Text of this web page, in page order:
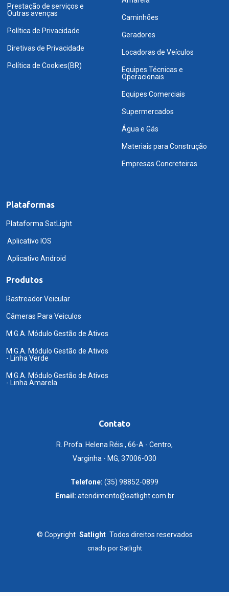
Prestação de serviços e
Outras avenças
Política de Privacidade
Diretivas de Privacidade
Política de Cookies(BR)
Caminhões
Geradores
Locadoras de Veículos
Equipes Técnicas e
Operacionais
Equipes Comerciais
Supermercados
Água e Gás
Materiais para Construção
Empresas Concreteiras
Plataformas
Plataforma SatLight
Aplicativo IOS
Aplicativo Android
Produtos
Rastreador Veicular
Câmeras Para Veiculos
M.G.A. Módulo Gestão de Ativos
M.G.A. Módulo Gestão de Ativos
- Linha Verde
M.G.A. Módulo Gestão de Ativos
- Linha Amarela
Contato
R. Profa. Helena Réis , 66-A - Centro,
Varginha - MG, 37006-030
Telefone: (35) 98852-0899
Email: atendimento@satlight.com.br
© Copyright Satlight Todos direitos reservados
criado porSatlight